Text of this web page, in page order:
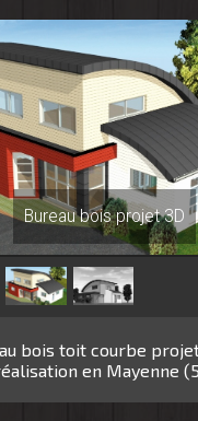
Bureau bois projet 3D
Bureau bois projet 3D
bois toit courbe
en Mayenne